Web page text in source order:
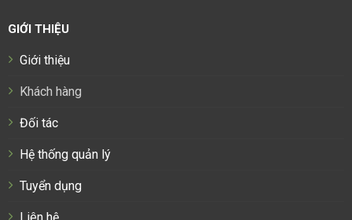
GIỚI THIỆU
Giới thiệu
Khách hàng
Đối tác
Hệ thống quản lý
Tuyển dụng